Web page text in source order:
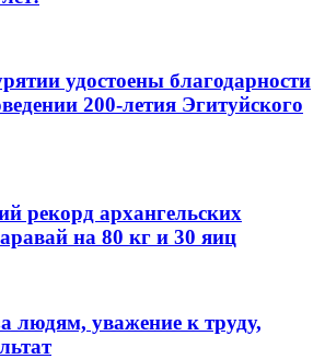
удостоены благодарности
200-летия Эгитуйского
рекорд архангельских
на 80 кг и 30 яиц
людям, уважение к труду,